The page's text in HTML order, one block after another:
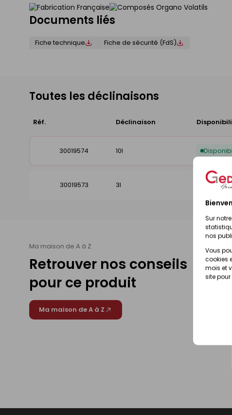
Sur
nos
Vous
cookies
mois et
site
Documents liés
Fiche technique Fiche de sécurité (FdS)
Toutes les déclinaisons
Réf. Déclinaison
30019574 10l
30019573 3l
Ma maison de A à Z
Retrouver nos conseils
pour ce produit
Ma maison de A à Z